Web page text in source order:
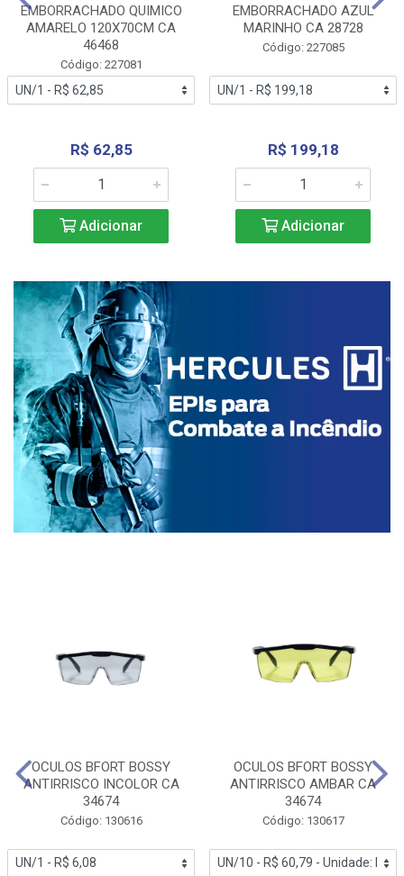
EMBORRACHADO QUIMICO
AMARELO 120X70CM CA
46468
Código: 227081
R$ 62,85
Adicionar
EMBORRACHADO AZUL
MARINHO CA 28728
Código: 227085
R$ 199,18
Adicionar
OCULOS BFORT BOSSY
ANTIRRISCO INCOLOR CA
34674
Código: 130616
OCULOS BFORT BOSSY
ANTIRRISCO AMBAR CA
34674
Código: 130617